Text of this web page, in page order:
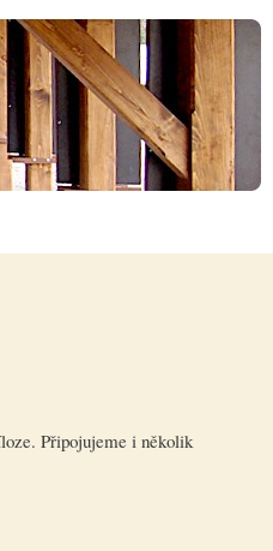
Připojujeme i několik